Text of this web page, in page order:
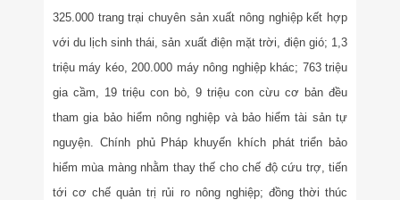
325.000 trang trại chuyên sản xuất nông nghiệp kết hợp
với du lịch sinh thái, sản xuất điện mặt trời, điện gió; 1,3
triệu máy kéo, 200.000 máy nông nghiệp khác; 763 triệu
gia cầm, 19 triệu con bò, 9 triệu con cừu cơ bản đều
tham gia bảo hiểm nông nghiệp và bảo hiểm tài sản tự
nguyện. Chính phủ Pháp khuyến khích phát triển bảo
hiểm mùa màng nhằm thay thế cho chế độ cứu trợ, tiến
tới cơ chế quản trị rủi ro nông nghiệp; đồng thời thúc